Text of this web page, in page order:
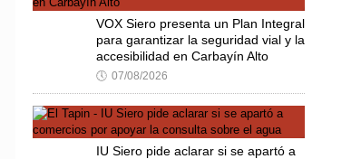
VOX Siero presenta un Plan Integral
para garantizar la seguridad vial y la
accesibilidad en Carbayín Alto
🕔 07/08/2026
IU Siero pide aclarar si se apartó a